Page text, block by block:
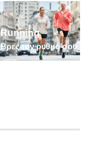
Running
Βρες τον ρυθμό σου